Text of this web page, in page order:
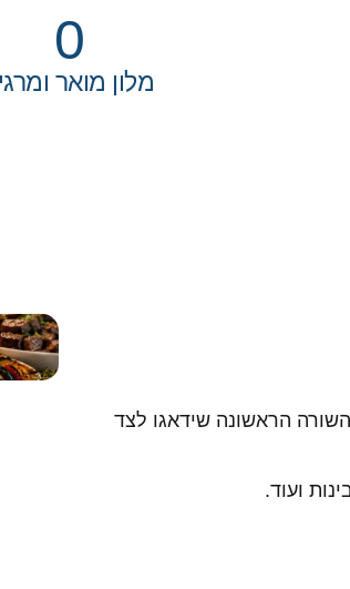
0
מלון מואר
הראשונה שידאגו לצד
ועוד.